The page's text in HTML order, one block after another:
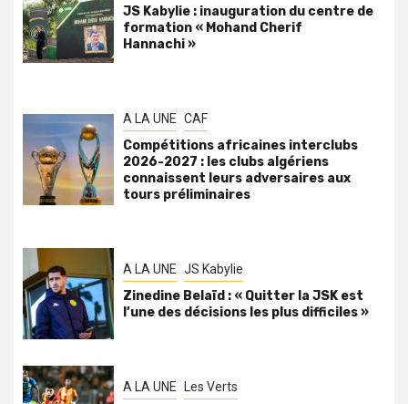
JS Kabylie : inauguration du centre de
formation « Mohand Cherif
Hannachi »
A LA UNE CAF
Compétitions africaines interclubs
2026-2027 : les clubs algériens
connaissent leurs adversaires aux
tours préliminaires
A LA UNE JS Kabylie
Zinedine Belaïd : « Quitter la JSK est
l’une des décisions les plus difficiles »
A LA UNE Les Verts